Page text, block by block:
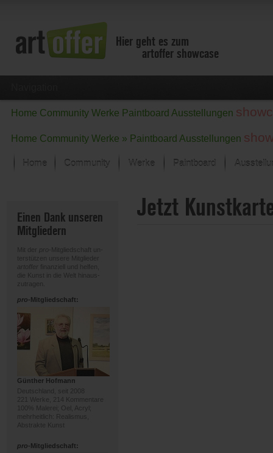
Hier geht es zum
artoffer showcase
Home Community Werke Paintboard Ausstellungen
Home Community Werke » Paintboard Ausstellungen
Home Community Werke
Der letzte Monat im Fokus
Alle Fokus-Werke
Paintboard
Einen Dank unseren
Mitgliedern
Mit der pro
-Mitgliedschaft un-
terstützen unsere Mitglieder
artoffer finanziell und helfen,
die Kunst in die Welt hinaus-
zutragen.
pro-Mitgliedschaft:
Günther Hofmann
Deutschland, seit 2008
221 Werke, 214 Kommentare
100% Malerei; Oel, Acryl;
mehrheitlich: Realismus,
Abstrakte Kunst
pro-Mitgliedschaft:
Jetzt